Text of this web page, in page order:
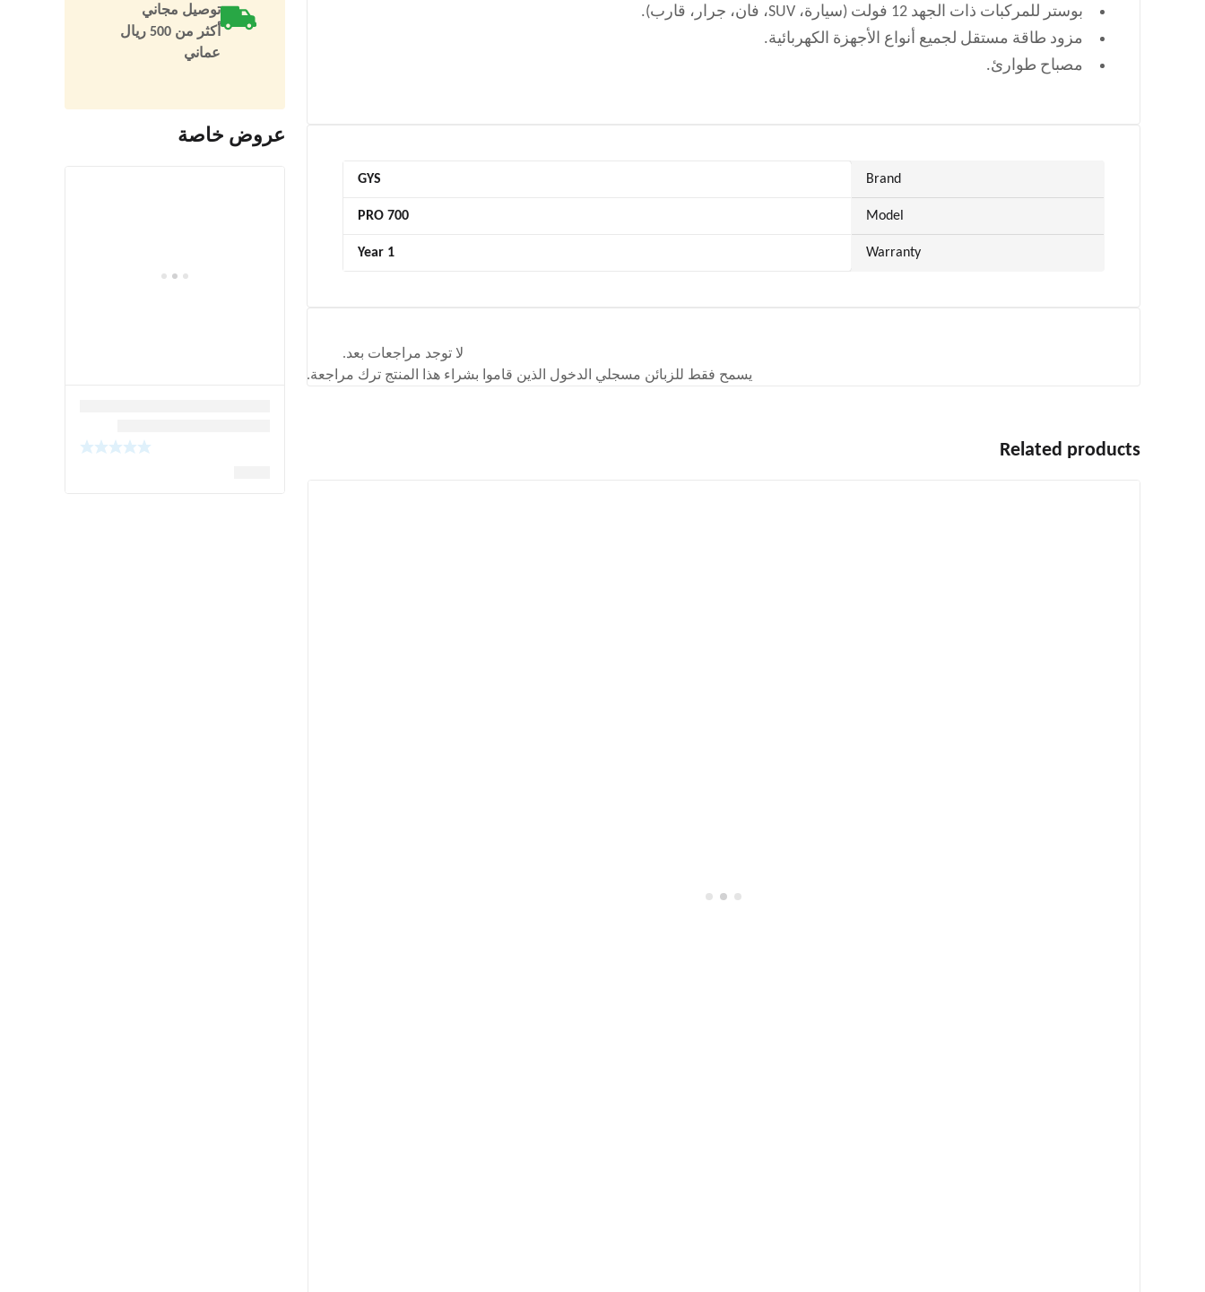
بوستر للمركبات ذات الجهد 12 فولت (سيارة، SUV، فان، جرار، قارب).
مزود طاقة مستقل لجميع أنواع الأجهزة الكهربائية.
مصباح طوارئ.
Brand
GYS
Model
PRO 700
Warranty
1 Year
لا توجد مراجعات بعد.
يسمح فقط للزبائن مسجلي الدخول الذين قاموا بشراء هذا المنتج ترك مراجعة.
Related products
توصيل مجاني
أكثر من 500 ريال
عماني
عروض خاصة